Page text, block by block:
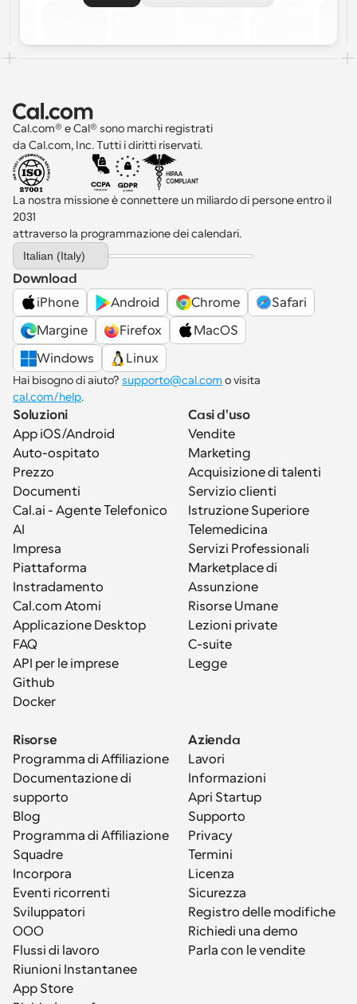
Cal.com® e Cal® sono marchi registrati
da Cal.com, Inc. Tutti i diritti riservati.
La nostra missione è connettere un miliardo di persone entro il
2031
attraverso la programmazione dei calendari.
Select Language
Italian (Italy)
Download
iPhone
Android Chrome
Safari
Margine
Firefox
MacOS
Windows
Linux
Hai bisogno di aiuto? supporto@cal.com
cal.com/help.
Soluzioni
App iOS/Android
Auto-ospitato
Prezzo
Documenti
Cal.ai - Agente Telefonico
AI
Impresa
Piattaforma
Instradamento
Cal.com Atomi
Applicazione Desktop
FAQ
API per le imprese
Github
Docker
Casi d'uso
Vendite
Marketing
Acquisizione di talenti
Servizio clienti
Istruzione Superiore
Telemedicina
Servizi Professionali
Marketplace di
Assunzione
Risorse Umane
Lezioni private
C-suite
Legge
Risorse
Programma di Affiliazione
Documentazione di
supporto
Blog
Programma di Affiliazione
Squadre
Incorpora
Eventi ricorrenti
Sviluppatori
OOO
Flussi di lavoro
Riunioni Instantanee
App Store
Azienda
Lavori
Informazioni
Apri Startup
Supporto
Privacy
Termini
Licenza
Sicurezza
Registro delle modifiche
Richiedi una demo
Parla con le vendite